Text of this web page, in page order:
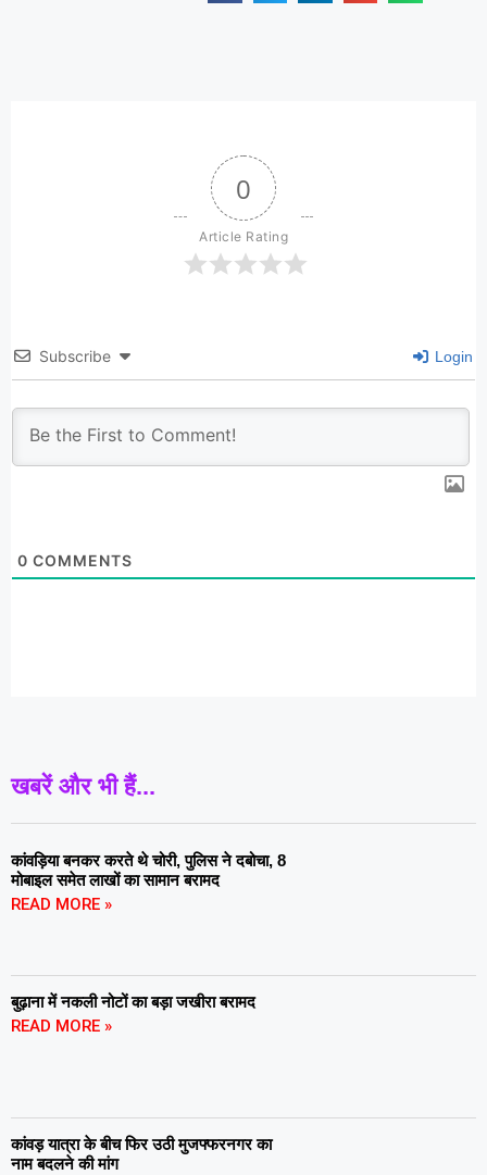
0
Article Rating
Subscribe Login
0 COMMENTS
खबरें और भी हैं...
कांवड़िया बनकर करते थे चोरी, पुलिस ने दबोचा, 8
मोबाइल समेत लाखों का सामान बरामद
READ MORE »
बुढ़ाना में नकली नोटों का बड़ा जखीरा बरामद
READ MORE »
कांवड़ यात्रा के बीच फिर उठी मुजफ्फरनगर का
नाम बदलने की मांग